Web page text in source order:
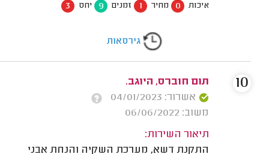
איכות 0 מחיר 1 זמנים 9 יחס 3
גירסאות
תום חוברס, היוגב.
אשרור: 04/01/2023
משוב: 06/06/2022
תיאור השירות:
התקנת דשא, מערכת השקיה והנחת אבני
10